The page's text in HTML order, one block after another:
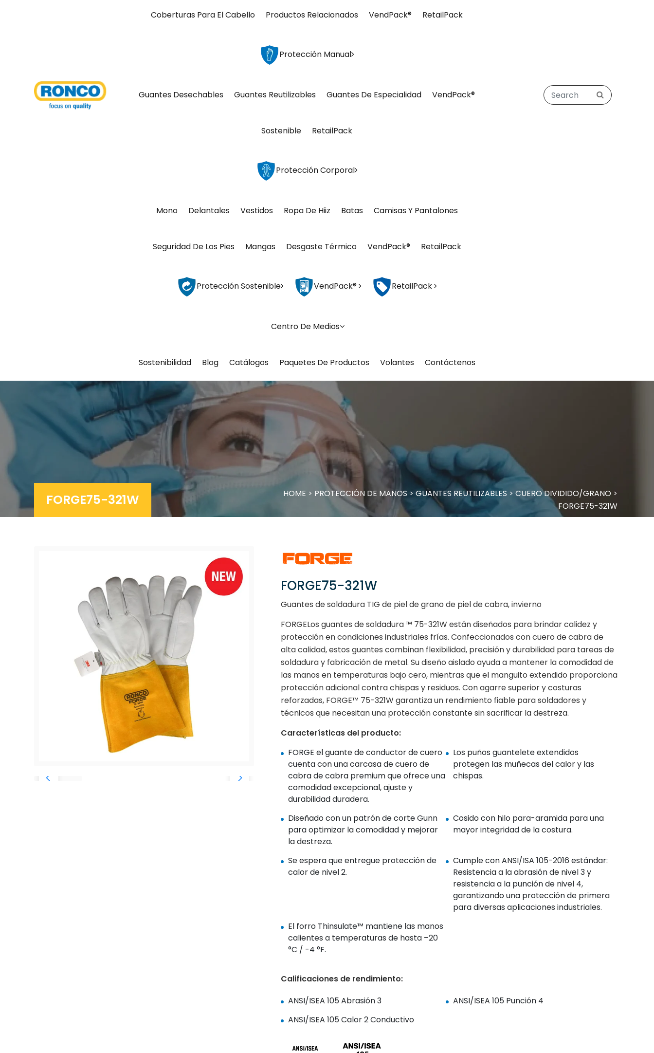
Coberturas Para El Cabello Productos Relacionados VendPack® RetailPack
Protección Manual
Guantes Desechables Guantes Reutilizables Guantes De Especialidad VendPack®
Sostenible RetailPack
Protección Corporal
Mono Delantales Vestidos Ropa De Hiiz Batas Camisas Y Pantalones
Seguridad De Los Pies Mangas Desgaste Térmico VendPack® RetailPack
Protección Sostenible VendPack® RetailPack
Sostenibilidad
Centro De Medios
Blog Catálogos Paquetes De Productos Volantes Contáctenos
FORGE75-321W HOME > PROTECCIÓN DE MANOS > GUANTES REUTILIZABLES > CUERO DIVIDIDO/GRANO >
FORGE75-321W
FORGE75-321W
Guantes de soldadura TIG de piel de grano de piel de cabra, invierno
FORGELos guantes de soldadura ™ 75-321W están diseñados para brindar calidez y
protección en condiciones industriales frías. Confeccionados con cuero de cabra de
alta calidad, estos guantes combinan flexibilidad, precisión y durabilidad para tareas de
soldadura y fabricación de metal. Su diseño aislado ayuda a mantener la comodidad de
las manos en temperaturas bajo cero, mientras que el manguito extendido proporciona
protección adicional contra chispas y residuos. Con agarre superior y costuras
reforzadas, FORGE™ 75-321W garantiza un rendimiento fiable para soldadores y
técnicos que necesitan una protección constante sin sacrificar la destreza.
Características del producto:
FORGE el guante de conductor de cuero
cuenta con una carcasa de cuero de
cabra de cabra premium que ofrece una
comodidad excepcional, ajuste y
durabilidad duradera.
Los puños guantelete extendidos
protegen las muñecas del calor y las
chispas.
Diseñado con un patrón de corte Gunn
para optimizar la comodidad y mejorar
la destreza.
Cosido con hilo para-aramida para una
mayor integridad de la costura.
Se espera que entregue protección de
calor de nivel 2.
Cumple con ANSI/ISA 105-2016 estándar:
Resistencia a la abrasión de nivel 3 y
resistencia a la punción de nivel 4,
garantizando una protección de primera
para diversas aplicaciones industriales.
El forro Thinsulate™ mantiene las manos
calientes a temperaturas de hasta –20
°C / -4 °F.
Calificaciones de rendimiento:
ANSI/ISEA 105 Abrasión 3
ANSI/ISEA 105 Punción 4
ANSI/ISEA 105 Calor 2 Conductivo